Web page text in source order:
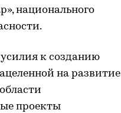
национального
к созданию
на развитие
проекты